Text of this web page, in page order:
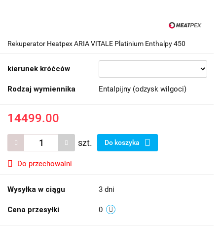
Rekuperator Heatpex ARIA VITALE Platinium Enthalpy 450
kierunek króćców
Rodzaj wymiennika Entalpijny (odzysk wilgoci)
14499.00
szt. Do koszyka
Do przechowalni
Wysyłka w ciągu 3 dni
Cena przesyłki 0